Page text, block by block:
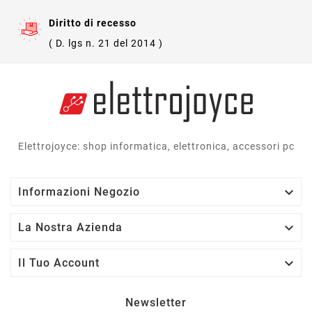
Diritto di recesso
( D. lgs n. 21 del 2014 )
Elettrojoyce: shop informatica, elettronica, accessori pc
Informazioni Negozio 
La Nostra Azienda 
Il Tuo Account 
Newsletter